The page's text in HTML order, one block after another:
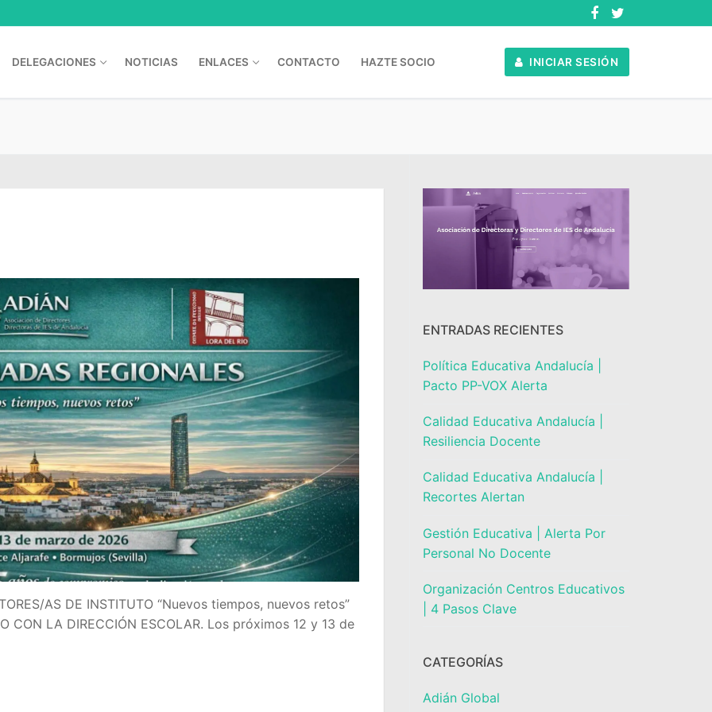
DELEGACIONES NOTICIAS ENLACES CONTACTO HAZTE SOCIO INICIAR SESIÓN
del Profesorado
AS DE INSTITUTO “Nuevos tiempos, nuevos retos”
CON LA DIRECCIÓN ESCOLAR. Los próximos 12 y 13 de
ENTRADAS RECIENTES
Política Educativa Andalucía |
Pacto PP-VOX Alerta
Calidad Educativa Andalucía |
Resiliencia Docente
Calidad Educativa Andalucía |
Recortes Alertan
Gestión Educativa | Alerta Por
Personal No Docente
Organización Centros Educativos
| 4 Pasos Clave
CATEGORÍAS
Adián Global